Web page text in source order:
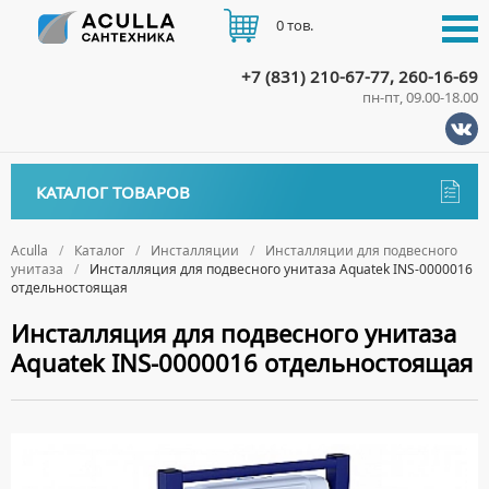
Aculla Каталог Инсталляции
Инсталляции для подвесного
унитаза
Инсталляция для подвесного унитаза Aquatek INS-0000016
отдельностоящая
Инсталляция для подвесного унитаза
Aquatek INS-0000016 отдельностоящая
КАТАЛОГ ТОВАРОВ
ДЕРЖАТЕЛИ
ДОЗАТОРЫ ДЛЯ МЫЛА
ЕРШИКИ
ПОЛОТЕНЦЕДЕРЖАТЕЛИ
Биде
ПОДВЕСНЫЕ БИДЕ
АКРИЛОВЫЕ ВАННЫ
Ванны комплектующие
БОКОВЫЕ ПАНЕЛИ
Водонагреватели
ВОДОНАГРЕВАТЕЛИ КОСВЕННОГО НАГРЕВА
ДУШЕВЫЕ ДВЕРИ
+7 (831) 210-67-77, 260-16-69
пн-пт, 09.00-18.00
0 тов.
ДОСТАВКА
КОНТАКТЫ